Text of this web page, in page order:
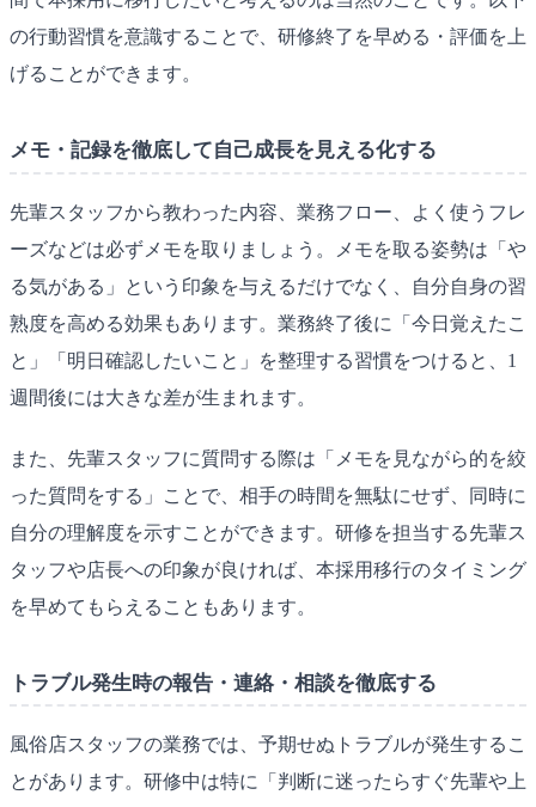
の行動習慣を意識することで、研修終了を早める・評価を上
げることができます。
メモ・記録を徹底して自己成長を見える化する
先輩スタッフから教わった内容、業務フロー、よく使うフレ
ーズなどは必ずメモを取りましょう。メモを取る姿勢は「や
る気がある」という印象を与えるだけでなく、自分自身の習
熟度を高める効果もあります。業務終了後に「今日覚えたこ
と」「明日確認したいこと」を整理する習慣をつけると、1
週間後には大きな差が生まれます。
また、先輩スタッフに質問する際は「メモを見ながら的を絞
った質問をする」ことで、相手の時間を無駄にせず、同時に
自分の理解度を示すことができます。研修を担当する先輩ス
タッフや店長への印象が良ければ、本採用移行のタイミング
を早めてもらえることもあります。
トラブル発生時の報告・連絡・相談を徹底する
風俗店スタッフの業務では、予期せぬトラブルが発生するこ
とがあります。研修中は特に「判断に迷ったらすぐ先輩や上